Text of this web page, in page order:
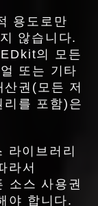
용도로만
않습니다.
의 모든
또는 기타
권(모든 저
를 포함)은
라이브러리
라서
소스 사용권
야 합니다.